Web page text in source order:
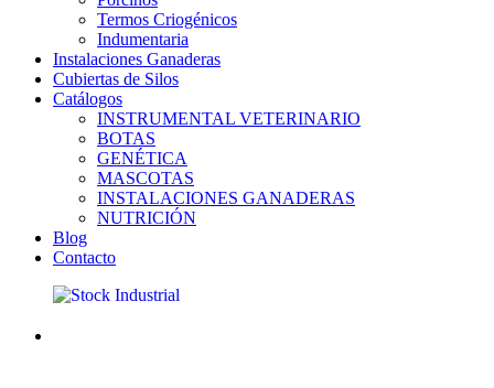
Termos Criogénicos
Indumentaria
Instalaciones Ganaderas
Cubiertas de Silos
Catálogos
INSTRUMENTAL VETERINARIO
BOTAS
GENÉTICA
MASCOTAS
INSTALACIONES GANADERAS
NUTRICIÓN
Blog
Contacto